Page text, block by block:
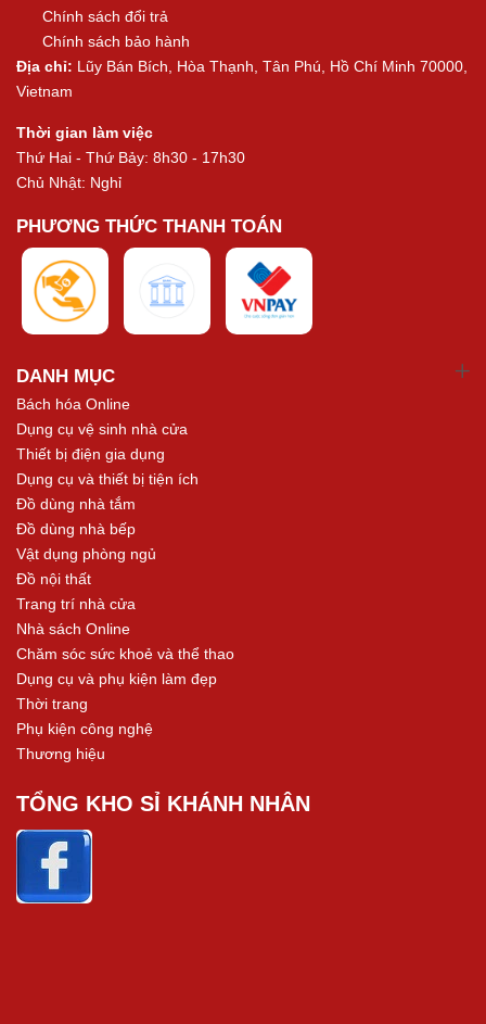
Chính sách đổi trả
Chính sách bảo hành
Địa chỉ: Lũy Bán Bích, Hòa Thạnh, Tân Phú, Hồ Chí Minh 70000,
Vietnam
Thời gian làm việc
Thứ Hai - Thứ Bảy: 8h30 - 17h30
Chủ Nhật: Nghỉ
PHƯƠNG THỨC THANH TOÁN
DANH MỤC
Bách hóa Online
Dụng cụ vệ sinh nhà cửa
Thiết bị điện gia dụng
Dụng cụ và thiết bị tiện ích
Đồ dùng nhà tắm
Đồ dùng nhà bếp
Vật dụng phòng ngủ
Đồ nội thất
Trang trí nhà cửa
Nhà sách Online
Chăm sóc sức khoẻ và thể thao
Dụng cụ và phụ kiện làm đẹp
Thời trang
Phụ kiện công nghệ
Thương hiệu
TỔNG KHO SỈ KHÁNH NHÂN